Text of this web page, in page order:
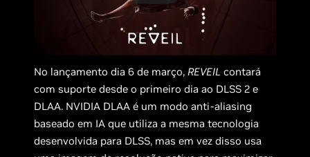
No lançamento dia 6 de março,REVEIL contará
com suporte desde o primeiro dia ao DLSS 2 e
DLAA. NVIDIA DLAA é um modo anti-aliasing
baseado em IA que utiliza a mesma tecnologia
desenvolvida para DLSS, mas em vez disso usa